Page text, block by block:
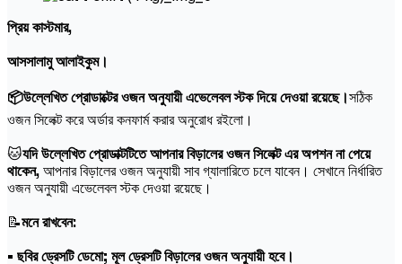
প্রিয় কাস্টমার,
আসসালামু আলাইকুম।
📦উল্লেখিত প্রোডাক্টের ওজন অনুযায়ী এভেলেবল স্টক দিয়ে দেওয়া রয়েছে।সঠিক
ওজন সিলেক্ট করে অর্ডার কনফার্ম করার অনুরোধ রইলো।
🐱যদি উল্লেখিত প্রোডাক্টটিতে আপনার বিড়ালের ওজন সিলেক্ট এর অপশন না পেয়ে
থাকেন, আপনার বিড়ালের ওজন অনুযায়ী সাব গ্যালারিতে চলে যাবেন। সেখানে নির্ধারিত
ওজন অনুযায়ী এভেলেবল স্টক দেওয়া রয়েছে।
📝মনে রাখবেন:
• ছবির ড্রেসটি ডেমো; মূল ড্রেসটি বিড়ালের ওজন অনুযায়ী হবে।